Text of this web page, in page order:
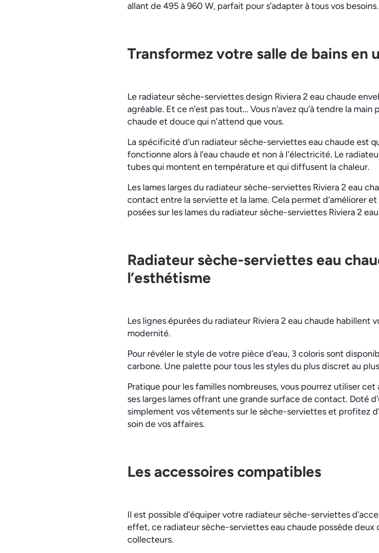
allant de 495 à 960 W, parfait pour s’adapter à tous vos besoins.
Transformez votre salle de bains en
Le radiateur sèche-serviettes design Riviera 2 eau chaude
agréable. Et ce n’est pas tout… Vous n’avez qu’à tendre la
chaude et douce qui n'attend que vous.
La spécificité d’un radiateur sèche-serviettes eau chaude est
fonctionne alors à l’eau chaude et non à l'électricité. Le
tubes qui montent en température et qui diffusent la chaleur.
Les lames larges du radiateur sèche-serviettes Riviera 2 eau
contact entre la serviette et la lame. Cela permet d’améliorer
posées sur les lames du radiateur sèche-serviettes Riviera 2
Radiateur sèche-serviettes eau
l’esthétisme
Les lignes épurées du radiateur Riviera 2 eau chaude habillent
modernité.
Pour révéler le style de votre pièce d’eau, 3 coloris sont
carbone. Une palette pour tous les styles du plus discret au
Pratique pour les familles nombreuses, vous pourrez utiliser
ses larges lames offrant une grande surface de contact. Doté
simplement vos vêtements sur le sèche-serviettes et profitez
soin de vos affaires.
Les accessoires compatibles
Il est possible d’équiper votre radiateur sèche-serviettes
effet, ce radiateur sèche-serviettes eau chaude possède deux
collecteurs.